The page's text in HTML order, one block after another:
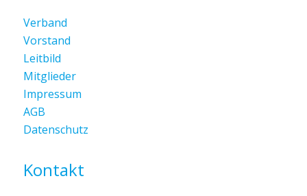
Verband
Vorstand
Leitbild
Mitglieder
Impressum
AGB
Datenschutz
Kontakt